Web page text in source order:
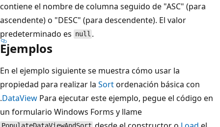
contiene el nombre de columna seguido de "ASC" (para
ascendente) o "DESC" (para descendente). El valor
predeterminado es null .
Ejemplos
En el ejemplo siguiente se muestra cómo usar la
propiedad para realizar la Sortordenación básica con
.DataView Para ejecutar este ejemplo, pegue el código en
un formulario Windows Forms y llame